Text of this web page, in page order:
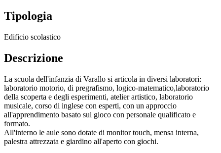
Tipologia
Edificio scolastico
Descrizione
La scuola dell'infanzia di Varallo si articola in diversi laboratori:
laboratorio motorio, di pregrafismo, logico-matematico,laboratorio
della scoperta e degli esperimenti, atelier artistico, laboratorio
musicale, corso di inglese con esperti, con un approccio
all'apprendimento basato sul gioco con personale qualificato e
formato.
All'interno le aule sono dotate di monitor touch, mensa interna,
palestra attrezzata e giardino all'aperto con giochi.